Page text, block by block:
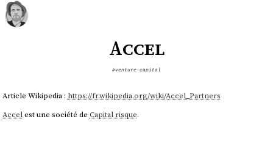
Accel
#venture-capital
Article Wikipedia : https://fr.wikipedia.org/wiki/Accel_Partners
Accelest une société de Capital risque.